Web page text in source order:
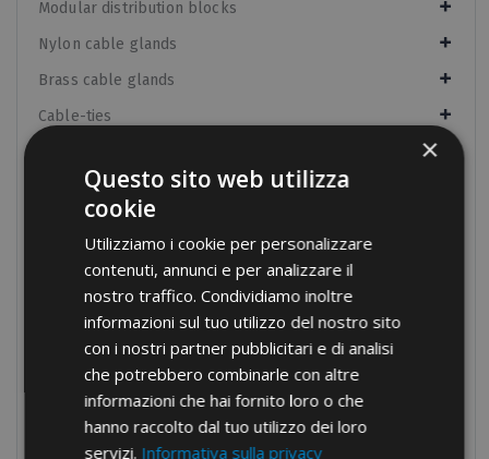
Modular distribution blocks
Nylon cable glands
Brass cable glands
Cable-ties
Panel boards components
Electrical tapes
Conduit fixings
×
Questo sito web utilizza
cookie
Utilizziamo i cookie per personalizzare
contenuti, annunci e per analizzare il
nostro traffico. Condividiamo inoltre
informazioni sul tuo utilizzo del nostro sito
con i nostri partner pubblicitari e di analisi
che potrebbero combinarle con altre
informazioni che hai fornito loro o che
hanno raccolto dal tuo utilizzo dei loro
servizi. Informativa sulla privacy